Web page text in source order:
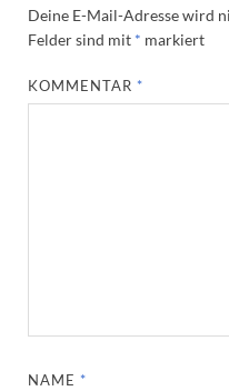
Deine E-Mail-Adresse wird
Felder sind mit * markiert
KOMMENTAR *
NAME *